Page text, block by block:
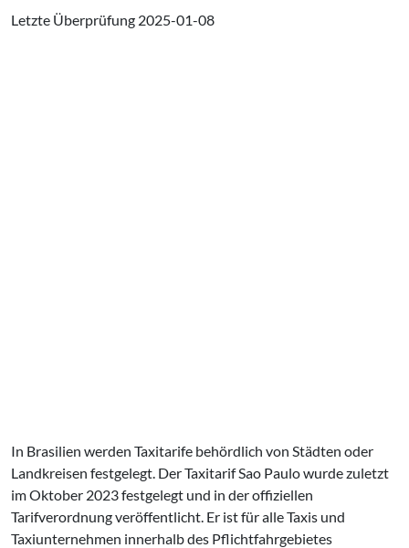
Letzte Überprüfung 2025-01-08
In Brasilien werden Taxitarife behördlich von Städten oder
Landkreisen festgelegt. Der Taxitarif Sao Paulo wurde zuletzt
im Oktober 2023 festgelegt und in der offiziellen
Tarifverordnung veröffentlicht. Er ist für alle Taxis und
Taxiunternehmen innerhalb des Pflichtfahrgebietes